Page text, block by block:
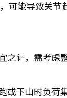
可能导致关
计，需考虑
下山时负荷